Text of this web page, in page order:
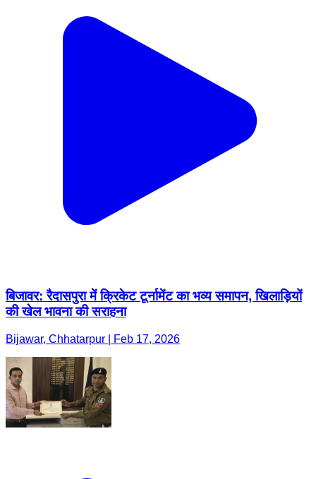
बिजावर: रैदासपुरा में क्रिकेट टूर्नामेंट का भव्य समापन, खिलाड़ियों
की खेल भावना की सराहना
Bijawar, Chhatarpur | Feb 17, 2026